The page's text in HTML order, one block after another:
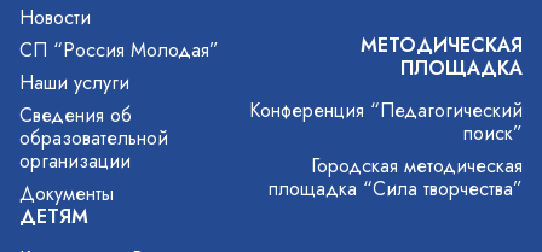
Новости
СП “Россия Молодая”
Наши услуги
Сведения об
образовательной
организации
Документы
ДЕТЯМ
МЕТОДИЧЕСКАЯ
ПЛОЩАДКА
Конференция “Педагогический
поиск”
Городская методическая
площадка “Сила творчества”